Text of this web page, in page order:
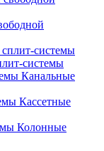
системы
Канальные
Кассетные
Колонные